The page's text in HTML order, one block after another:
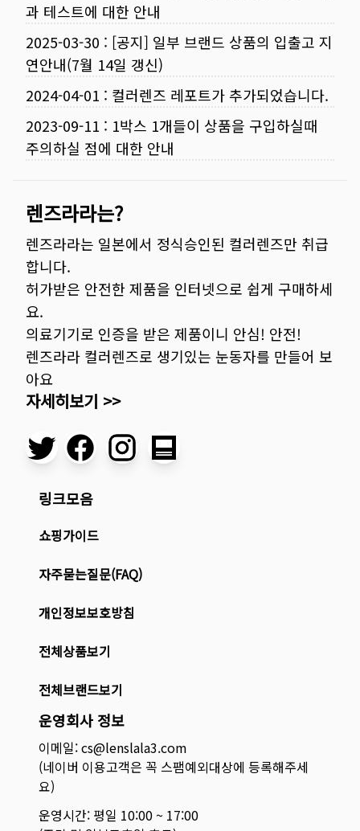
과 테스트에 대한 안내
2025-03-30 : [공지] 일부 브랜드 상품의 입출고 지
연안내(7월 14일 갱신)
2024-04-01 : 컬러렌즈 레포트가 추가되었습니다.
2023-09-11 : 1박스 1개들이 상품을 구입하실때
주의하실 점에 대한 안내
렌즈라라는?
렌즈라라는 일본에서 정식승인된 컬러렌즈만 취급
합니다.
허가받은 안전한 제품을 인터넷으로 쉽게 구매하세
요.
의료기기로 인증을 받은 제품이니 안심! 안전!
렌즈라라 컬러렌즈로 생기있는 눈동자를 만들어 보
아요
자세히보기 >>
링크모음
쇼핑가이드
자주묻는질문(FAQ)
개인정보보호방침
전체상품보기
전체브랜드보기
운영회사 정보
이메일: cs@lenslala3.com
(네이버 이용고객은 꼭 스팸예외대상에 등록해주세
요)
운영시간: 평일 10:00 ~ 17:00